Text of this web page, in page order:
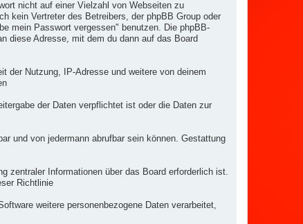
nicht auf einer Vielzahl von Webseiten zu
kein Vertreter des Betreibers, der phpBB Group oder
mein Passwort vergessen" benutzen. Die phpBB-
diese Adresse, mit dem du dann auf das Board
der Nutzung, IP-Adresse und weitere von deinem
der Daten verpflichtet ist oder die Daten zur
und von jedermann abrufbar sein können. Gestattung
zentraler Informationen über das Board erforderlich ist.
Richtlinie
weitere personenbezogene Daten verarbeitet,